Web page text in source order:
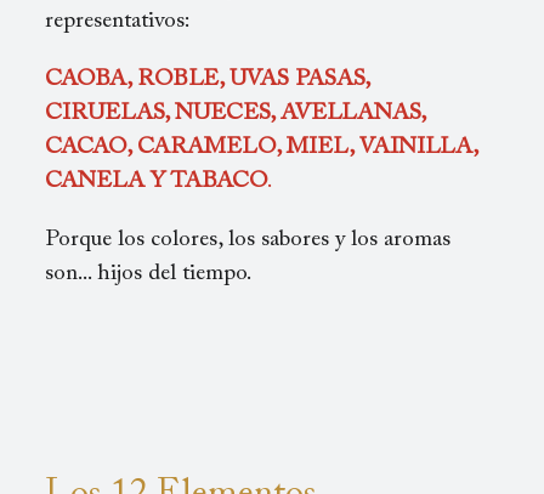
representativos:
CAOBA, ROBLE, UVAS PASAS,
CIRUELAS, NUECES, AVELLANAS,
CACAO, CARAMELO, MIEL, VAINILLA,
CANELA Y TABACO.
Porque los colores, los sabores y los aromas
son... hijos del tiempo.